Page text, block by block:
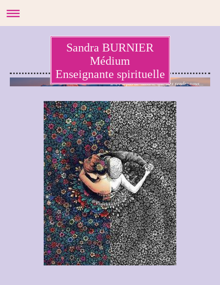
Sandra BURNIER
Médium
Enseignante spirituelle
Il n'y a pas de hasard, que des rendez-vous...